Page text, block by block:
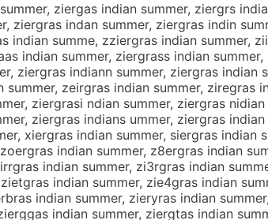
ziergas indian summer, ziergrs
ziergras indan summer, ziergras indin
indian summe, zziergras indian summer,
indian summer, ziergrass indian
ziergras indiann summer, ziergras indian
zeirgras indian summer, ziregras
ziergrasi ndian summer, ziergras
ziergras indians ummer, ziergras
xiergras indian summer, siergras indian
indian summer, z8ergras indian
indian summer, zi3rgras indian
indian summer, zie4gras indian
indian summer, zieryras indian
indian summer, ziergtas indian